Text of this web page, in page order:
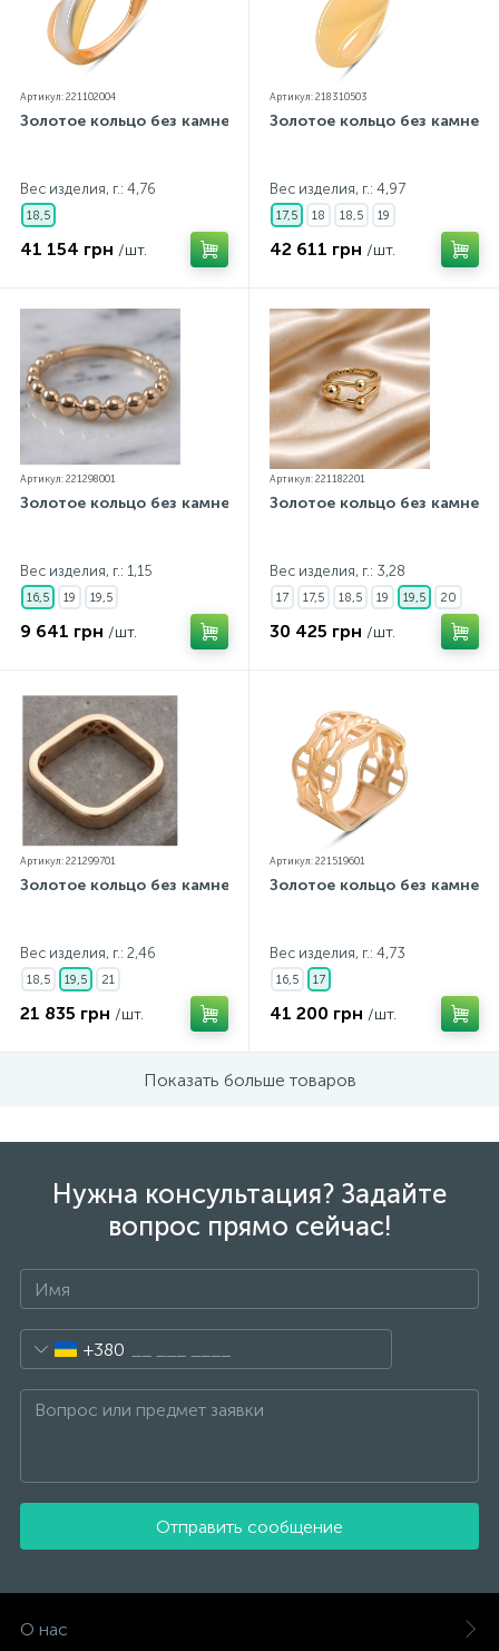
Артикул: 221102004
Золотое кольцо без камней
Вес изделия, г.: 4,76
18,5
41 154 грн /шт.
Артикул: 218310503
Золотое кольцо без камней
Вес изделия, г.: 4,97
17,5 18 18,5 19
42 611 грн /шт.
Артикул: 221298001
Золотое кольцо без камней
Вес изделия, г.: 1,15
16,5 19 19,5
9 641 грн /шт.
Артикул: 221182201
Золотое кольцо без камней
Вес изделия, г.: 3,28
17 17,5 18,5 19 19,5 20
30 425 грн /шт.
Артикул: 221299701
Золотое кольцо без камней
Вес изделия, г.: 2,46
18,5 19,5 21
21 835 грн /шт.
Артикул: 221519601
Золотое кольцо без камней
Вес изделия, г.: 4,73
16,5 17
41 200 грн /шт.
Показать больше товаров
Нужна консультация? Задайте
вопрос прямо сейчас!
+380
Отправить сообщение
О нас